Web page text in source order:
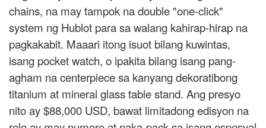
chains, na may tampok na double "one-click"
system ng Hublot para sa walang kahirap-hirap na
pagkakabit. Maaari itong isuot bilang kuwintas,
isang pocket watch, o ipakita bilang isang pang-
agham na centerpiece sa kanyang dekoratibong
titanium at mineral glass table stand. Ang presyo
nito ay $88,000 USD, bawat limitadong edisyon na